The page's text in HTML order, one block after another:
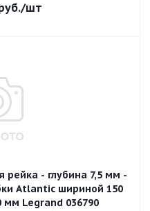
/шт
- глубина 7,5 мм -
Atlantic шириной 150
мм Legrand 036790